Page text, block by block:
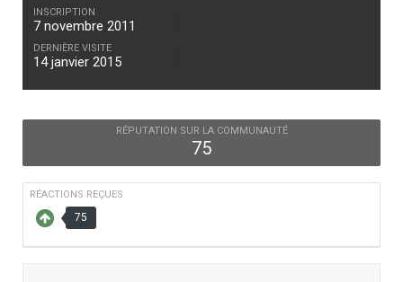
INSCRIPTION
7 novembre 2011
DERNIÈRE VISITE
14 janvier 2015
RÉPUTATION SUR LA COMMUNAUTÉ
75
RÉACTIONS REÇUES
75